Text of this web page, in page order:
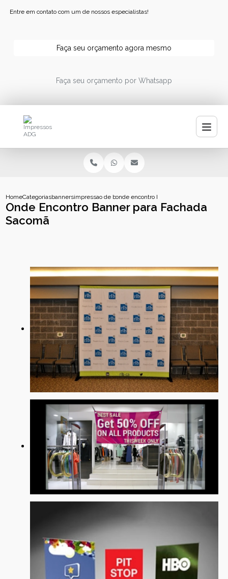
Entre em contato com um de nossos especialistas!
Faça seu orçamento agora mesmo
Faça seu orçamento por Whatsapp
HomeCategoriasbannersimpressao de banneronde encontro banner para fachada
Onde Encontro Banner para Fachada
Sacomã